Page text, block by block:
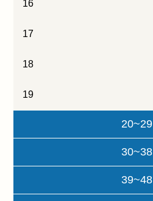
16
17
18
19
20~29
30~38
39~48